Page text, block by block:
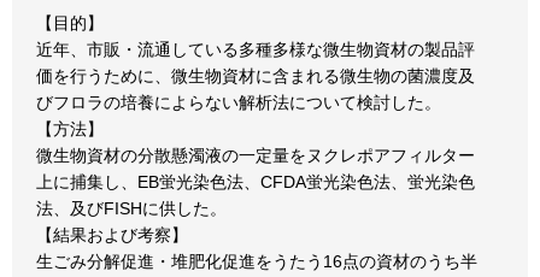
【目的】
近年、市販・流通している多種多様な微生物資材の製品評
価を行うために、微生物資材に含まれる微生物の菌濃度及
びフロラの培養によらない解析法について検討した。
【方法】
微生物資材の分散懸濁液の一定量をヌクレポアフィルター
上に捕集し、EB蛍光染色法、CFDA蛍光染色法、蛍光染色
法、及びFISHに供した。
【結果および考察】
生ごみ分解促進・堆肥化促進をうたう16点の資材のうち半